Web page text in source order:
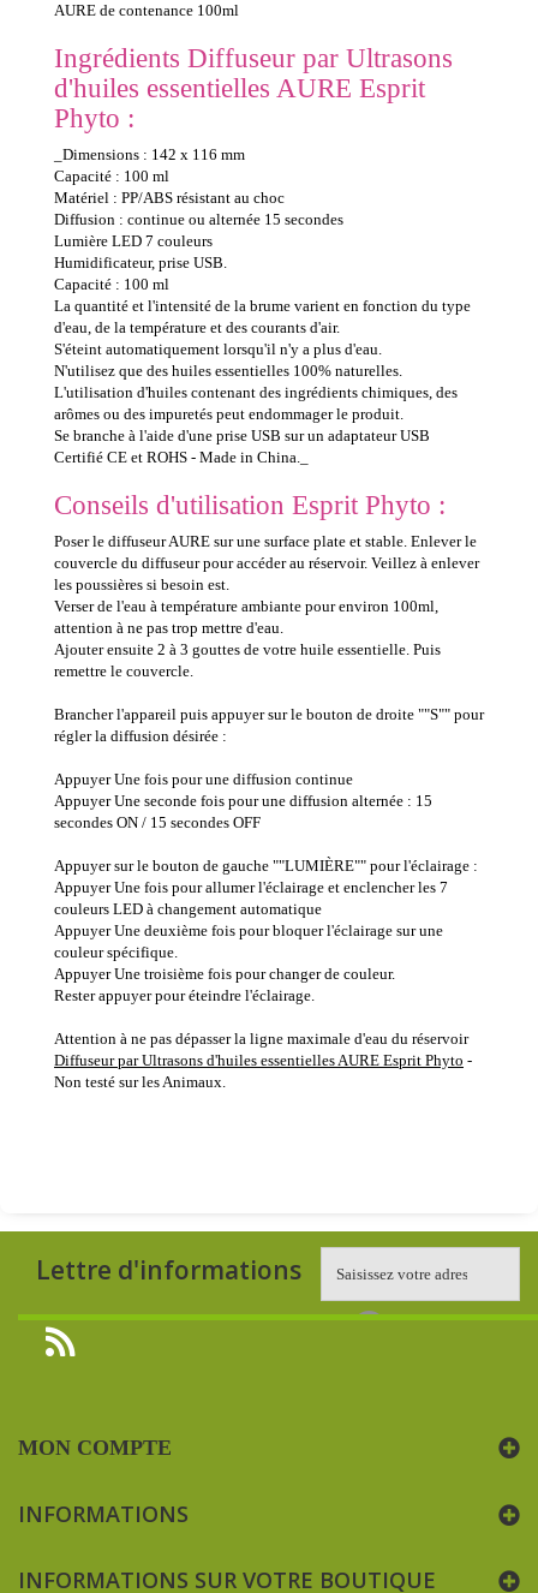
AURE de contenance 100ml
Ingrédients Diffuseur par Ultrasons
d'huiles essentielles AURE Esprit
Phyto :
_Dimensions : 142 x 116 mm
Capacité : 100 ml
Matériel : PP/ABS résistant au choc
Diffusion : continue ou alternée 15 secondes
Lumière LED 7 couleurs
Humidificateur, prise USB.
Capacité : 100 ml
La quantité et l'intensité de la brume varient en fonction du type
d'eau, de la température et des courants d'air.
S'éteint automatiquement lorsqu'il n'y a plus d'eau.
N'utilisez que des huiles essentielles 100% naturelles.
L'utilisation d'huiles contenant des ingrédients chimiques, des
arômes ou des impuretés peut endommager le produit.
Se branche à l'aide d'une prise USB sur un adaptateur USB
Certifié CE et ROHS - Made in China._
Conseils d'utilisation Esprit Phyto :
Poser le diffuseur AURE sur une surface plate et stable. Enlever le
couvercle du diffuseur pour accéder au réservoir. Veillez à enlever
les poussières si besoin est.
Verser de l'eau à température ambiante pour environ 100ml,
attention à ne pas trop mettre d'eau.
Ajouter ensuite 2 à 3 gouttes de votre huile essentielle. Puis
remettre le couvercle.
Brancher l'appareil puis appuyer sur le bouton de droite ""S"" pour
régler la diffusion désirée :
Appuyer Une fois pour une diffusion continue
Appuyer Une seconde fois pour une diffusion alternée : 15
secondes ON / 15 secondes OFF
Appuyer sur le bouton de gauche ""LUMIÈRE"" pour l'éclairage :
Appuyer Une fois pour allumer l'éclairage et enclencher les 7
couleurs LED à changement automatique
Appuyer Une deuxième fois pour bloquer l'éclairage sur une
couleur spécifique.
Appuyer Une troisième fois pour changer de couleur.
Rester appuyer pour éteindre l'éclairage.
Attention à ne pas dépasser la ligne maximale d'eau du réservoir
Diffuseur par Ultrasons d'huiles essentielles AURE Esprit Phyto -
Non testé sur les Animaux.
Lettre d'informations
MON COMPTE
INFORMATIONS
INFORMATIONS SUR VOTRE BOUTIQUE